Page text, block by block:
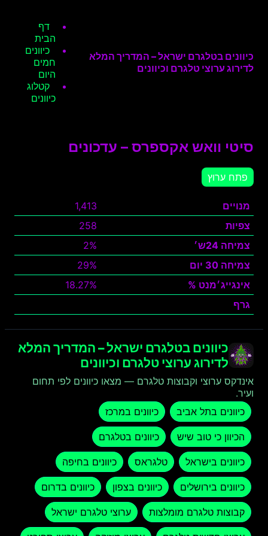
כיוונים בטלגרם ישראל – המדריך המלא
לדירוג ערוצי טלגרם וכיוונים
דף
הבית
כיוונים
חמים
היום
קטלוג
כיוונים
סיטי וואש אקספרס – עדכונים
פתח ערוץ
מנויים
1,413
צפיות
258
צמיחה 24ש׳
2%
צמיחה 30 יום
29%
אינגייג׳מנט %
18.27%
גרף
כיוונים בטלגרם ישראל – המדריך המלא
לדירוג ערוצי טלגרם וכיוונים
אינדקס ערוצי וקבוצות טלגרם — מצאו כיוונים לפי תחום
ועיר.
כיוונים בתל אביב
כיוונים במרכז
הכיוון כי טוב שיש כיוונים בטלגרם
כיוונים בישראל טלגראס כיוונים בחיפה
כיוונים בירושלים כיוונים בצפון כיוונים בדרום
קבוצות טלגרם מומלצות ערוצי טלגרם ישראל